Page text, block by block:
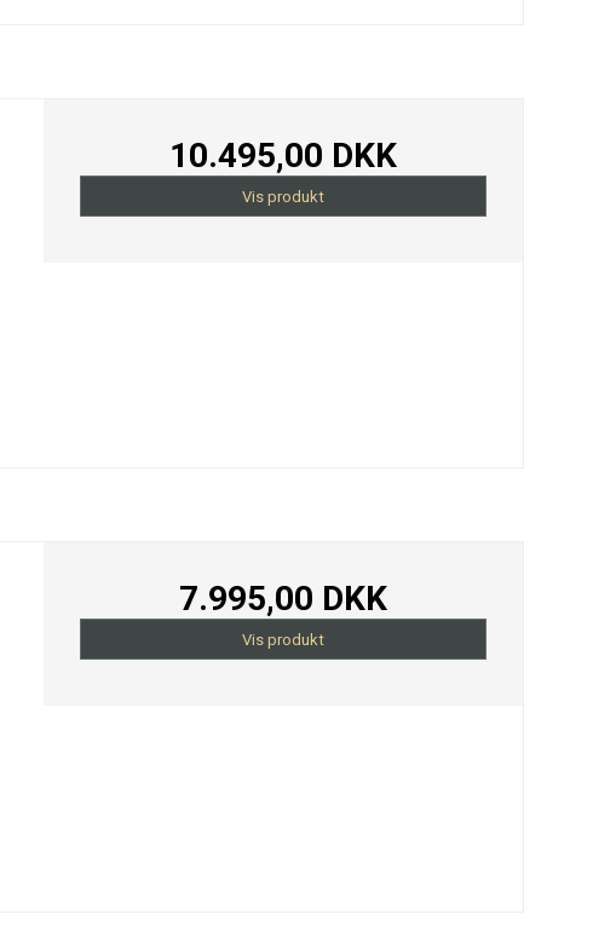
10.495,00 DKK
Vis produkt
7.995,00 DKK
Vis produkt